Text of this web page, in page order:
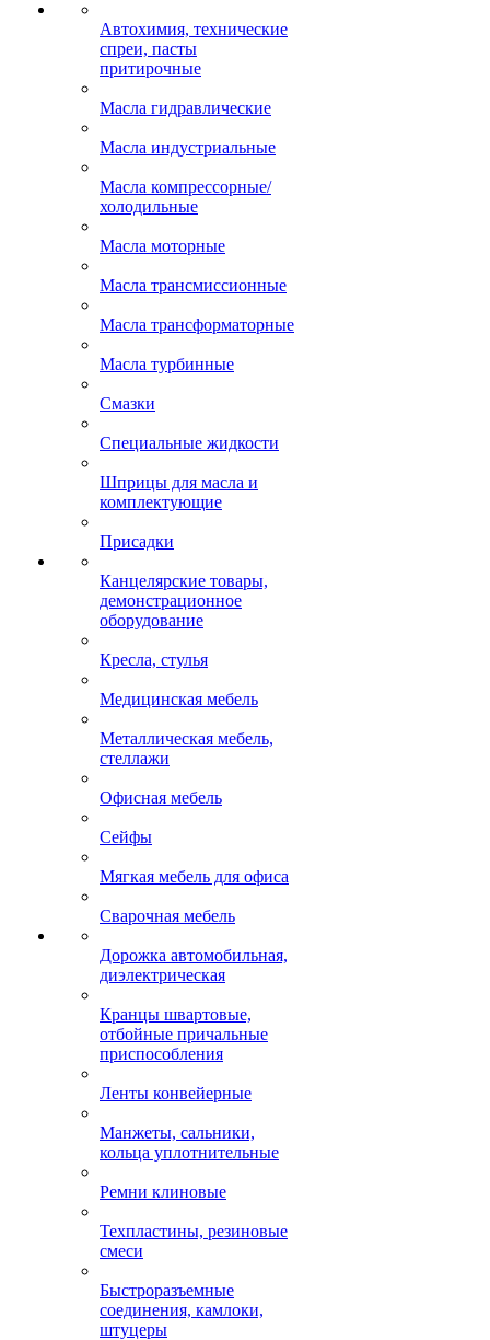
Автохимия, технические
спреи, пасты
притирочные
Масла гидравлические
Масла индустриальные
Масла компрессорные/
холодильные
Масла моторные
Масла трансмиссионные
Масла трансформаторные
Масла турбинные
Смазки
Специальные жидкости
Шприцы для масла и
комплектующие
Присадки
Канцелярские товары,
демонстрационное
оборудование
Кресла, стулья
Медицинская мебель
Металлическая мебель,
стеллажи
Офисная мебель
Сейфы
Мягкая мебель для офиса
Сварочная мебель
Дорожка автомобильная,
диэлектрическая
Кранцы швартовые,
отбойные причальные
приспособления
Ленты конвейерные
Манжеты, сальники,
кольца уплотнительные
Ремни клиновые
Техпластины, резиновые
смеси
Быстроразъемные
соединения, камлоки,
штуцеры